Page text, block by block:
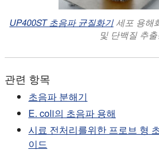
UP400ST 초음파 균질화기세포 용해
및 단백질 추
관련 항목
초음파 분해기
E. coli의 초음파 용해
시료 전처리를위한 프로브 형
이드